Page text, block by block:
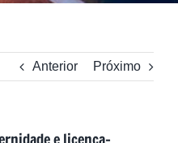
Anterior Próximo